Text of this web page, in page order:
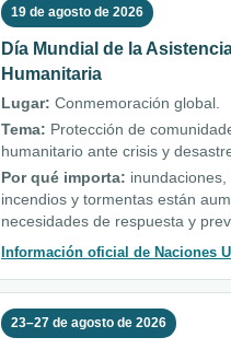
19 de agosto de 2026
Día Mundial de la
Humanitaria
Lugar: Conmemoración global.
Tema: Protección de
humanitario ante crisis y
Por qué importa: inundaciones,
incendios y tormentas están
necesidades de respuesta y
Información oficial de Naciones
23–27 de agosto de 2026